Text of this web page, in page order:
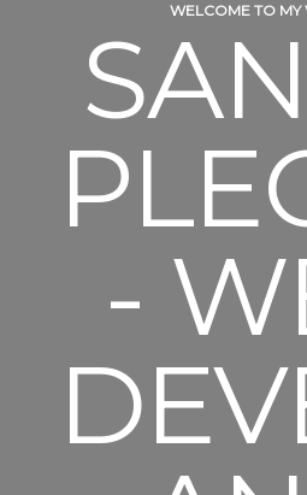
WELCOME TO MY
-